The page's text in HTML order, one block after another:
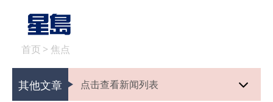
首页 > 焦点
其他文章 点击查看新闻列表